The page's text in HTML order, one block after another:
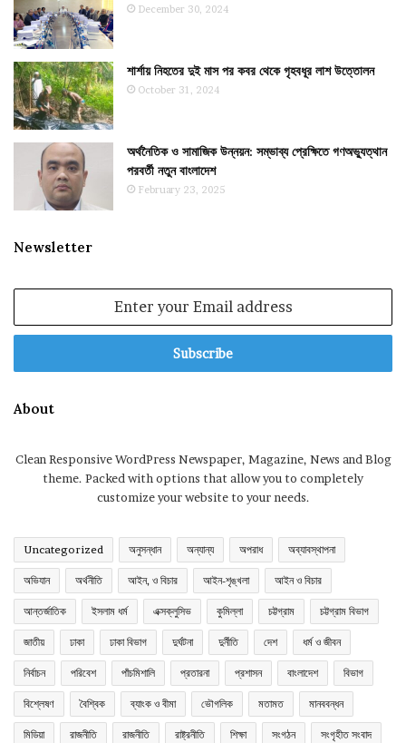
December 30, 2024
শার্শায় নিহতের দুই মাস পর কবর থেকে গৃহবধূর লাশ উত্তোলন
October 31, 2024
অর্থনৈতিক ও সামাজিক উন্নয়ন: সম্ভাব্য প্রেক্ষিতে গণঅভ্যুত্থান
পরবর্তী নতুন বাংলাদেশ
February 23, 2025
Newsletter
Email
About
Clean Responsive WordPress Newspaper, Magazine, News and Blog
theme. Packed with options that allow you to completely
customize your website to your needs.
Uncategorized অনুসন্ধান অন্যান্য অপরাধ অব্যাবস্থাপনা
অভিযান অর্থনীতি আইন, ও বিচার আইন-শৃঙ্খলা আইন ও বিচার
আন্তর্জাতিক ইসলাম ধর্ম এক্সক্লুসিভ কুমিল্লা চট্টগ্রাম চট্টগ্রাম বিভাগ
জাতীয় ঢাকা ঢাকা বিভাগ দুর্ঘটনা দুর্নীতি দেশ ধর্ম ও জীবন
নির্বাচন পরিবেশ পাঁচমিশালি প্রতারনা প্রশাসন বাংলাদেশ বিভাগ
বিশ্লেষণ বৈশ্বিক ব্যাংক ও বীমা ভৌগলিক মতামত মানববন্ধন
মিডিয়া রাজনীতি রাজনীতি রাষ্ট্রনীতি শিক্ষা সংগঠন সংগৃহীত সংবাদ